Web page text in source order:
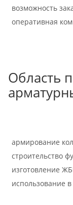
возможность
оперативная
Область
армирование
строительство
изготовление
использование